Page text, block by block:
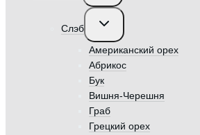
Слэб
Переключить
дочернее
Американский орех
Абрикос
Бук
Вишня-Черешня
Граб
Грецкий орех